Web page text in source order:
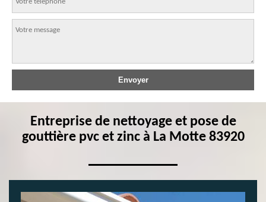
Entreprise de nettoyage et pose de
gouttière pvc et zinc à La Motte 83920